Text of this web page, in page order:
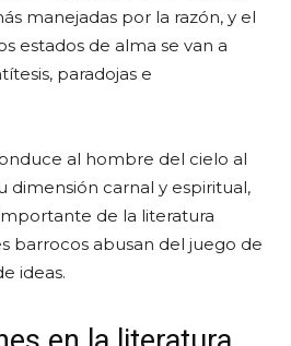
manejadas por la razón, y el
estados de alma se van a
paradojas e
al hombre del cielo al
dimensión carnal y espiritual,
de la literatura
barrocos abusan del juego de
ideas.